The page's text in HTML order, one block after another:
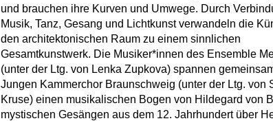
und brauchen ihre Kurven und Umwege. Durch
Musik, Tanz, Gesang und Lichtkunst verwandeln die
den architektonischen Raum zu einem sinnlichen
Gesamtkunstwerk. Die Musiker*innen des Ensemble
(unter der Ltg. von Lenka Zupkova) spannen
Jungen Kammerchor Braunschweig (unter der Ltg. von
Kruse) einen musikalischen Bogen von Hildegard von
mystischen Gesängen aus dem 12. Jahrhundert über